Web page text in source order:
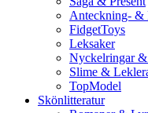
Anteckning- &
FidgetToys
Leksaker
Nyckelringar &
Slime &
TopModel
Skönlitteratur